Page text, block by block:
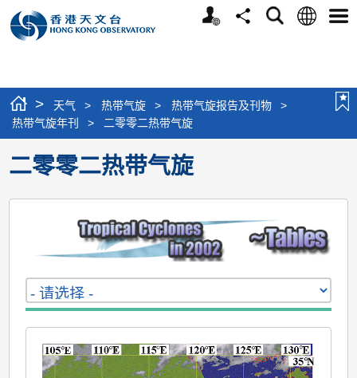
个
分
搜
语
选
> 天气 > 热带气旋 > 热带气旋报告及刊物
>
热带气旋年刊
> 二零零二热带气旋
二零零二热带气旋